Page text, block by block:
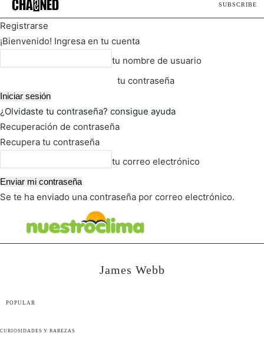
SUBSCRIBE
Registrarse
¡Bienvenido! Ingresa en tu cuenta
tu nombre de usuario
tu contraseña
¿Olvidaste tu contraseña? consigue ayuda
Recuperación de contraseña
Recupera tu contraseña
tu correo electrónico
Se te ha enviado una contraseña por correo electrónico.
James Webb
POPULAR
CURIOSIDADES Y RAREZAS